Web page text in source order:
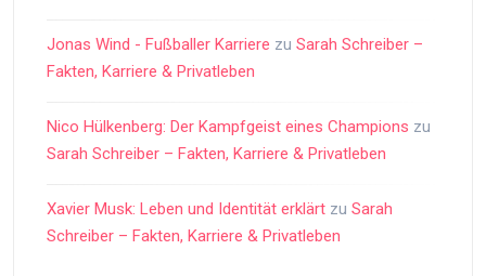
Jonas Wind - Fußballer Karriere zu Sarah Schreiber –
Fakten, Karriere & Privatleben
Nico Hülkenberg: Der Kampfgeist eines Champions zu
Sarah Schreiber – Fakten, Karriere & Privatleben
Xavier Musk: Leben und Identität erklärt zu Sarah
Schreiber – Fakten, Karriere & Privatleben